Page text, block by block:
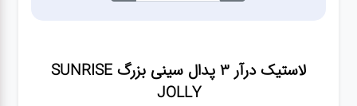
معاینه
لاستیک درآر ۳ پدال سینی بزرگ SUNRISE
JOLLY